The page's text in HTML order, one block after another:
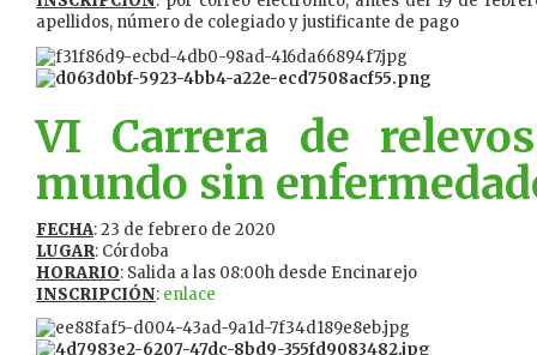
apellidos, número de colegiado y justificante de pago
VI Carrera de
mundo sin
FECHA: 23 de febrero de 2020
LUGAR: Córdoba
HORARIO: Salida a las 08:00h desde Encinarejo
INSCRIPCIÓN: enlace